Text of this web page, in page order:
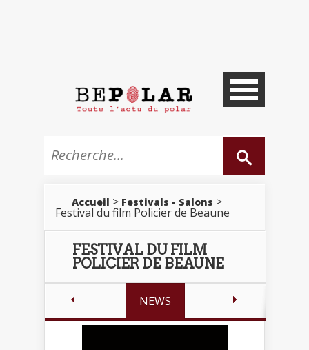
Accueil > Festivals - Salons >
Festival du film Policier de Beaune
FESTIVAL DU FILM
POLICIER DE BEAUNE
NEWS